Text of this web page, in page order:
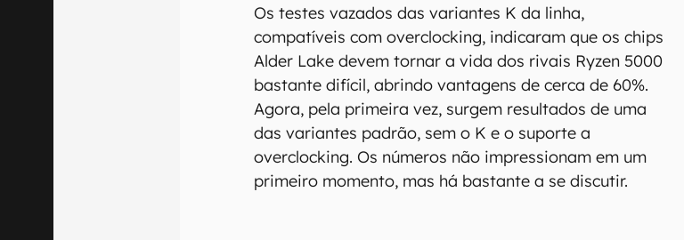
Os testes vazados das variantes K da linha,
compatíveis com overclocking, indicaram que os chips
Alder Lake devem tornar a vida dos rivais Ryzen 5000
bastante difícil, abrindo vantagens de cerca de 60%.
Agora, pela primeira vez, surgem resultados de uma
das variantes padrão, sem o K e o suporte a
overclocking. Os números não impressionam em um
primeiro momento, mas há bastante a se discutir.